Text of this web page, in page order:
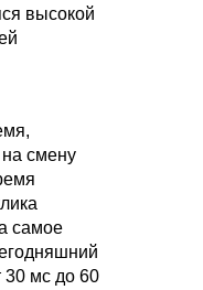
высокой
смену
самое
30 мс до 60